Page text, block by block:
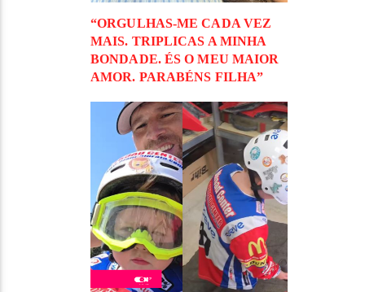
“ORGULHAS-ME CADA VEZ
MAIS. TRIPLICAS A MINHA
BONDADE. ÉS O MEU MAIOR
AMOR. PARABÉNS FILHA”